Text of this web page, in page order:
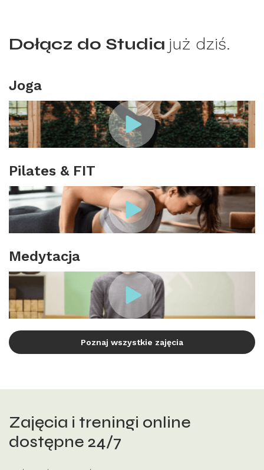
Dołącz do Studia już dziś.
Poznaj wszystkie zajęcia
Joga
Pilates & FIT
Medytacja
Zajęcia i treningi online
dostępne 24/7